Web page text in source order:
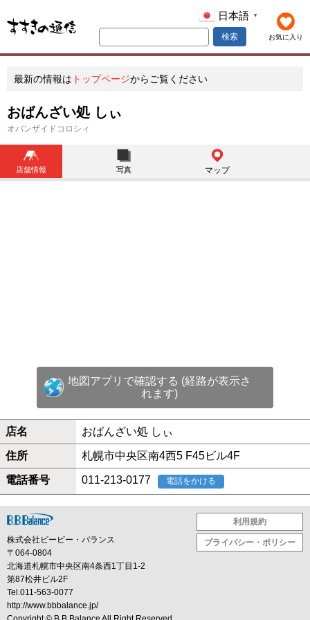
お気に入り
日本語 ▼
検索
最新の情報は トップページからご覧ください
おばんざい処 しぃ
オバンザイドコロシィ
店舗情報 写真 マップ
地図アプリで確認する (経路が表示さ
れます)
店名 おばんざい処 しぃ
住所 札幌市中央区南4西5 F45ビル4F
電話番号 011-213-0177 電話をかける
株式会社ビービー・バランス
〒064-0804
北海道札幌市中央区南4条西1丁目1-2
第87松井ビル2F
Tel.011-563-0077
http://www.bbbalance.jp/
利用規約
プライバシー・ポリシー